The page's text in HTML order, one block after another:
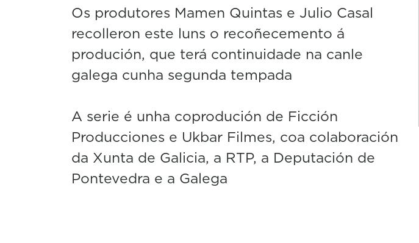
Os produtores Mamen Quintas e Julio Casal
recolleron este luns o recoñecemento á
produción, que terá continuidade na canle
galega cunha segunda tempada
A serie é unha coprodución de Ficción
Producciones e Ukbar Filmes, coa colaboración
da Xunta de Galicia, a RTP, a Deputación de
Pontevedra e a Galega